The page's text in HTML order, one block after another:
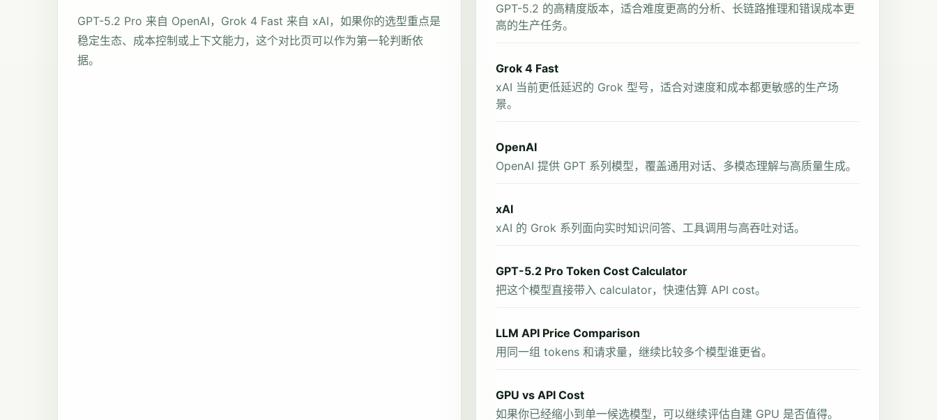
GPT-5.2 Pro 来自 OpenAI，Grok 4 Fast 来自 xAI，如果你的选型重点是
稳定生态、成本控制或上下文能力，这个对比页可以作为第一轮判断依
据。
GPT-5.2 的高精度版本，适合难度更高的分析、长链路推理和错误成本更
高的生产任务。
Grok 4 Fast
xAI 当前更低延迟的 Grok 型号，适合对速度和成本都更敏感的生产场
景。
OpenAI
OpenAI 提供 GPT 系列模型，覆盖通用对话、多模态理解与高质量生成。
xAI
xAI 的 Grok 系列面向实时知识问答、工具调用与高吞吐对话。
GPT-5.2 Pro Token Cost Calculator
把这个模型直接带入 calculator，快速估算 API cost。
LLM API Price Comparison
用同一组 tokens 和请求量，继续比较多个模型谁更省。
GPU vs API Cost
如果你已经缩小到单一候选模型，可以继续评估自建 GPU 是否值得。